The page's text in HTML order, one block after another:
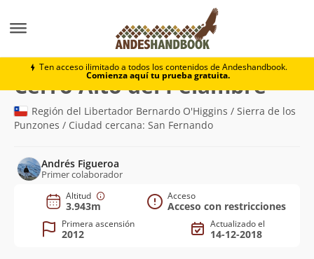
Ten acceso ilimitado a todos los contenidos de Andeshandbook.
Comienza aquí tu prueba gratuita.
Cerro Alto del Pelambre
Cerro Alto del Pelambre
Región del Libertador Bernardo O'Higgins / Sierra de los
Punzones / Ciudad cercana: San Fernando
Andrés Figueroa
Primer colaborador
Altitud
3.943m
Acceso
Acceso con restricciones
Primera ascensión
2012
Actualizado el
14-12-2018